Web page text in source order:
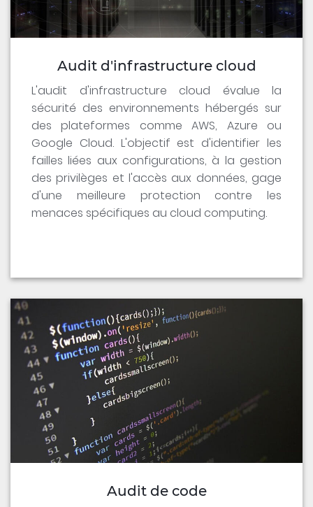
Audit d'infrastructure cloud
L'audit d'infrastructure cloud évalue la
sécurité des environnements hébergés sur
des plateformes comme AWS, Azure ou
Google Cloud. L'objectif est d'identifier les
failles liées aux configurations, à la gestion
des privilèges et l'accès aux données, gage
d'une meilleure protection contre les
menaces spécifiques au cloud computing.
Audit de code